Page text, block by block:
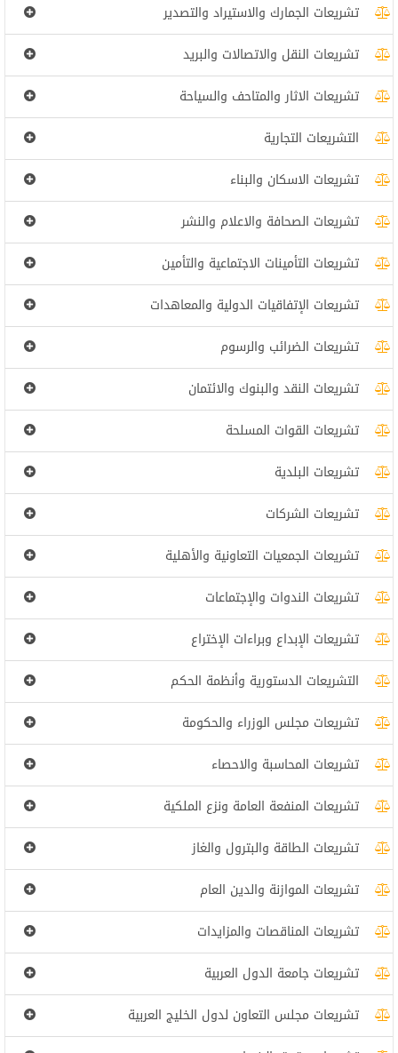
تشريعات الجمارك والاستيراد والتصدير
تشريعات النقل والاتصالات والبريد
تشريعات الاثار والمتاحف والسياحة
التشريعات التجارية
تشريعات الاسكان والبناء
تشريعات الصحافة والاعلام والنشر
تشريعات التأمينات الاجتماعية والتأمين
تشريعات الإتفاقيات الدولية والمعاهدات
تشريعات الضرائب والرسوم
تشريعات النقد والبنوك والائتمان
تشريعات القوات المسلحة
تشريعات البلدية
تشريعات الشركات
تشريعات الجمعيات التعاونية والأهلية
تشريعات الندوات والإجتماعات
تشريعات الإبداع وبراءات الإختراع
التشريعات الدستورية وأنظمة الحكم
تشريعات مجلس الوزراء والحكومة
تشريعات المحاسبة والاحصاء
تشريعات المنفعة العامة ونزع الملكية
تشريعات الطاقة والبترول والغاز
تشريعات الموازنة والدين العام
تشريعات المناقصات والمزايدات
تشريعات جامعة الدول العربية
تشريعات مجلس التعاون لدول الخليج العربية